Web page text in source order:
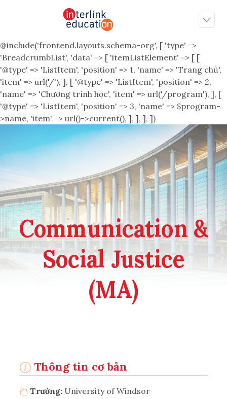
@include('frontend.layouts.schema-org', [ 'type' =>
'BreadcrumbList', 'data' => [ 'itemListElement' => [ [
'@type' => 'ListItem', 'position' => 1, 'name' => 'Trang chủ',
'item' => url('/'), ], [ '@type' => 'ListItem', 'position' => 2,
'name' => 'Chương trình học', 'item' => url('/program'), ], [
'@type' => 'ListItem', 'position' => 3, 'name' => $program-
>name, 'item' => url()->current(), ], ], ], ])
Communication &
Social Justice
(MA)
Thông tin cơ bản
Trường: University of Windsor